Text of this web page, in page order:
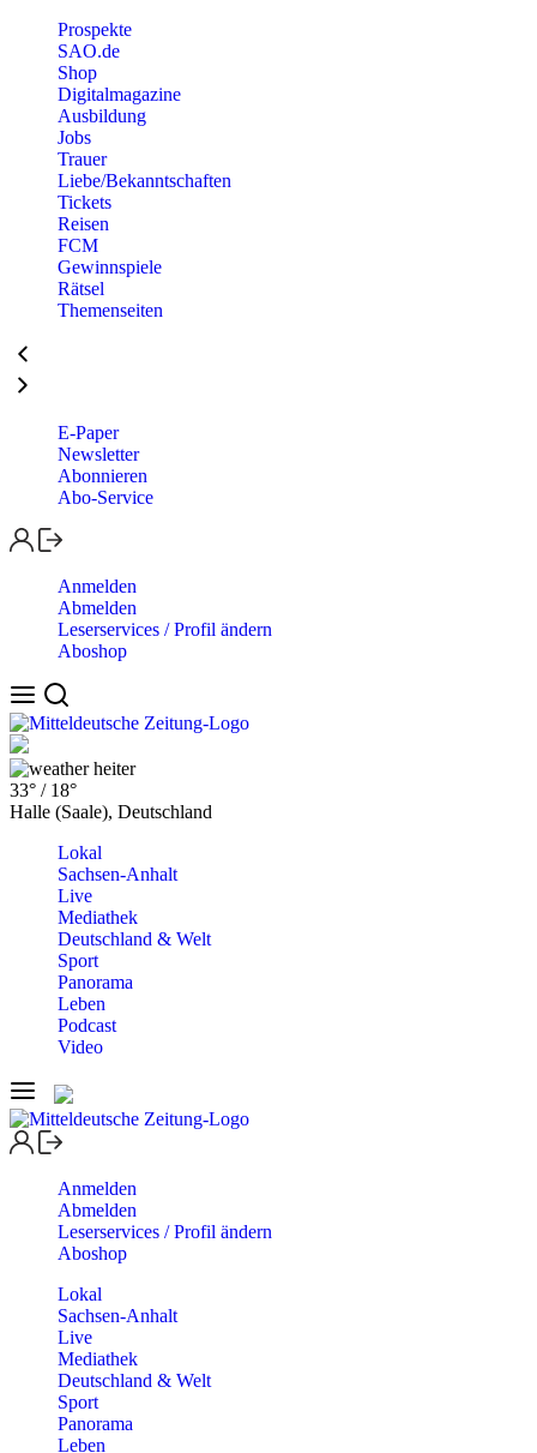
Prospekte
SAO.de
Shop
Digitalmagazine
Ausbildung
Jobs
Trauer
Liebe/Bekanntschaften
Tickets
Reisen
FCM
Gewinnspiele
Rätsel
Themenseiten
E-Paper
Newsletter
Abonnieren
Abo-Service
Anmelden
Abmelden
Leserservices / Profil ändern
Aboshop
heiter
33° / 18°
Halle (Saale), Deutschland
Lokal
Sachsen-Anhalt
Live
Mediathek
Deutschland & Welt
Sport
Panorama
Leben
Podcast
Video
Anmelden
Abmelden
Leserservices / Profil ändern
Aboshop
Lokal
Sachsen-Anhalt
Live
Mediathek
Deutschland & Welt
Sport
Panorama
Leben